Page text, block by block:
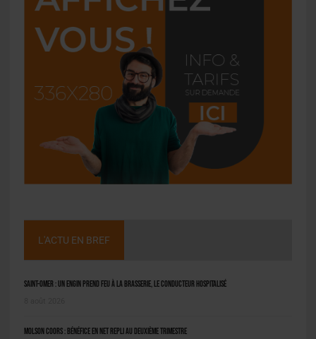
L'ACTU EN BREF
Saint-Omer : un engin prend feu à la brasserie, le conducteur hospitalisé
Molson Coors : bénéfice en net repli au deuxième trimestre